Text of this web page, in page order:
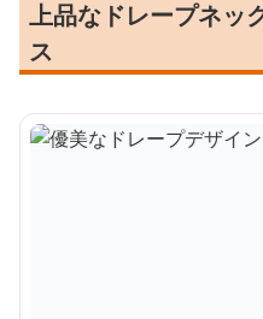
上品なドレープネッ
ス